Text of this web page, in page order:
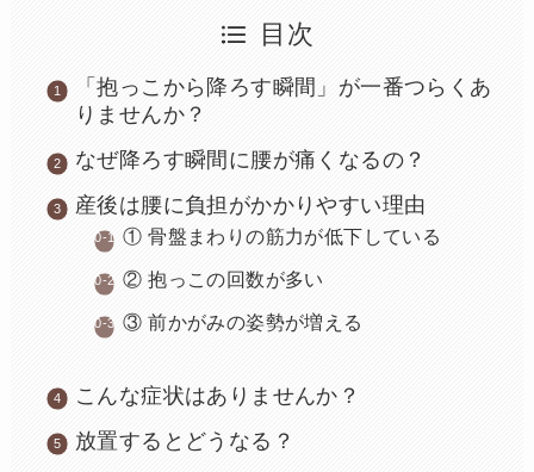
目次
「抱っこから降ろす瞬間」が一番つらくあ
りませんか？
なぜ降ろす瞬間に腰が痛くなるの？
産後は腰に負担がかかりやすい理由
① 骨盤まわりの筋力が低下している
② 抱っこの回数が多い
③ 前かがみの姿勢が増える
こんな症状はありませんか？
放置するとどうなる？